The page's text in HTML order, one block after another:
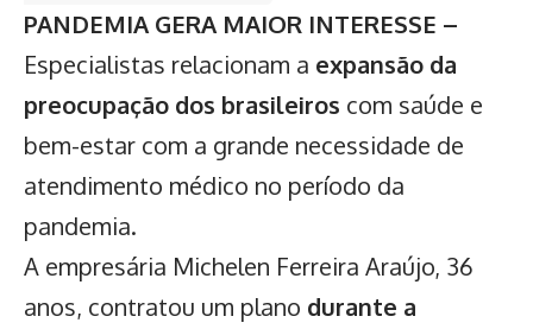
PANDEMIA GERA MAIOR INTERESSE –
Especialistas relacionam a expansão da
preocupação dos brasileiros com saúde e
bem-estar com a grande necessidade de
atendimento médico no período da
pandemia.
A empresária Michelen Ferreira Araújo, 36
anos, contratou um plano durante a